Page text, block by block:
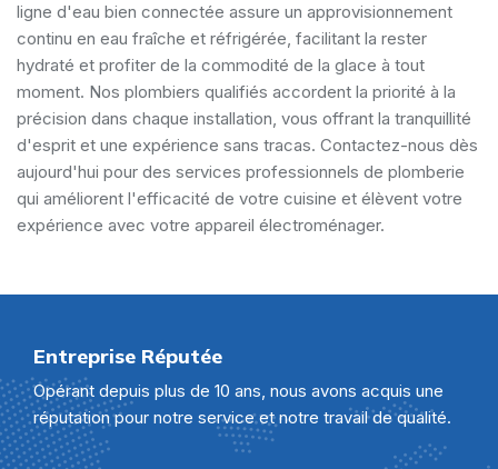
ligne d'eau bien connectée assure un approvisionnement
continu en eau fraîche et réfrigérée, facilitant la rester
hydraté et profiter de la commodité de la glace à tout
moment. Nos plombiers qualifiés accordent la priorité à la
précision dans chaque installation, vous offrant la tranquillité
d'esprit et une expérience sans tracas. Contactez-nous dès
aujourd'hui pour des services professionnels de plomberie
qui améliorent l'efficacité de votre cuisine et élèvent votre
expérience avec votre appareil électroménager.
Entreprise Réputée
Opérant depuis plus de 10 ans, nous avons acquis une
réputation pour notre service et notre travail de qualité.